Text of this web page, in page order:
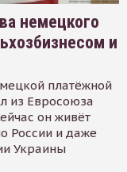
немецкого
и
платёжной
из Евросоюза
он живёт
России и даже
Украины